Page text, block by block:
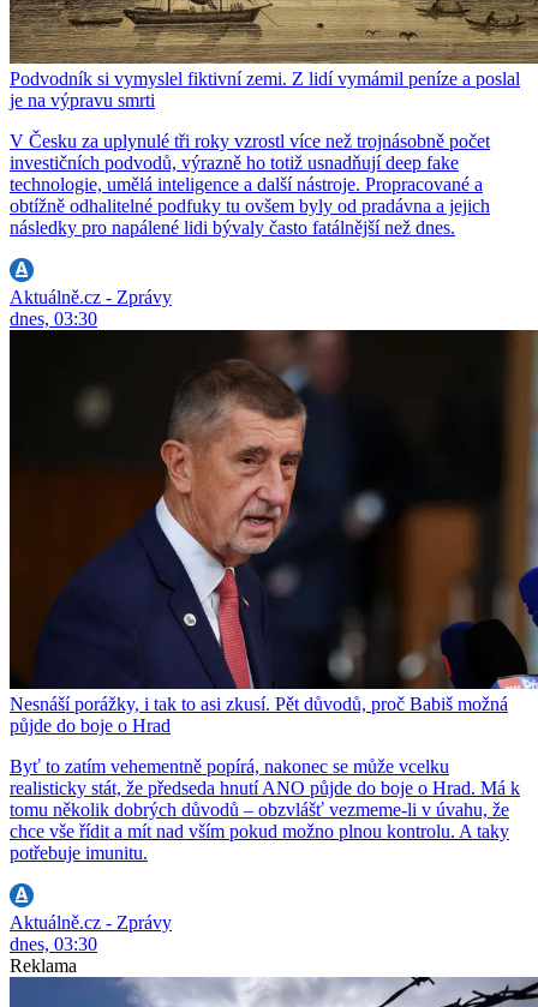
Podvodník si vymyslel fiktivní zemi. Z lidí vymámil peníze a poslal
je na výpravu smrti
V Česku za uplynulé tři roky vzrostl více než trojnásobně počet
investičních podvodů, výrazně ho totiž usnadňují deep fake
technologie, umělá inteligence a další nástroje. Propracované a
obtížně odhalitelné podfuky tu ovšem byly od pradávna a jejich
následky pro napálené lidi bývaly často fatálnější než dnes.
Aktuálně.cz - Zprávy
dnes, 03:30
Nesnáší porážky, i tak to asi zkusí. Pět důvodů, proč Babiš možná
půjde do boje o Hrad
Byť to zatím vehementně popírá, nakonec se může vcelku
realisticky stát, že předseda hnutí ANO půjde do boje o Hrad. Má k
tomu několik dobrých důvodů – obzvlášť vezmeme-li v úvahu, že
chce vše řídit a mít nad vším pokud možno plnou kontrolu. A taky
potřebuje imunitu.
Aktuálně.cz - Zprávy
dnes, 03:30
Reklama